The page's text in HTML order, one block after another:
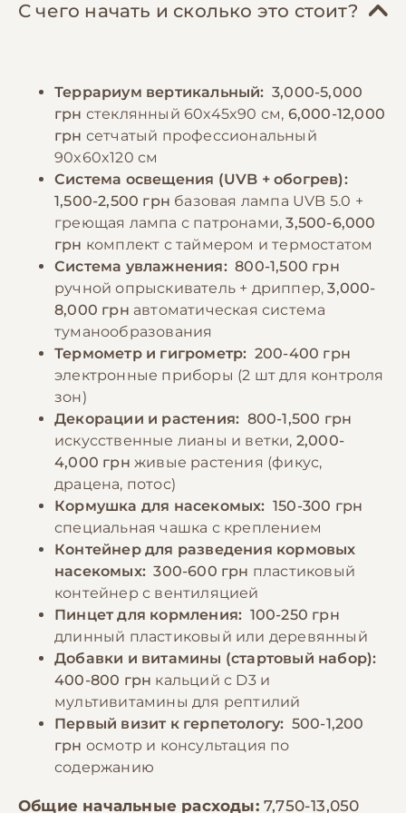
укрытий. Важно регулярно проводить
поения - хамелеоны не пьют из стоячих
источников воды, поэтому необходимо
организовать капельную систему или
регулярное опрыскивание листьев
растений.
🎁 −10% на зоотовары
По промокоду E-PET
разное время дня и в разных местах
террариума, что стимулирует естественное
поведение охоты. Необходимо следить за
размером добычи - слишком крупные
насекомые могут быть опасны для
хамелеона. В рацион можно периодически
включать мелких мягкотелых гусениц и
бабочек.
🎁 −10% на зоотовары
По промокоду E-PET
С чего начать и сколько это стоит?
Террариум вертикальный: 3,000-5,000
грн стеклянный 60x45x90 см, 6,000-12,000
грн сетчатый профессиональный
90x60x120 см
Система освещения (UVB + обогрев):
1,500-2,500 грн базовая лампа UVB 5.0 +
греющая лампа с патронами,3,500-6,000
грн комплект с таймером и термостатом
Система увлажнения: 800-1,500 грн
ручной опрыскиватель + дриппер,3,000-
8,000 грн автоматическая система
туманообразования
Термометр и гигрометр: 200-400 грн
электронные приборы (2 шт для контроля
зон)
Декорации и растения: 800-1,500 грн
искусственные лианы и ветки, 2,000-
4,000 грн живые растения (фикус,
драцена, потос)
Кормушка для насекомых: 150-300 грн
специальная чашка с креплением
Контейнер для разведения кормовых
насекомых: 300-600 грн пластиковый
контейнер с вентиляцией
Пинцет для кормления: 100-250 грн
длинный пластиковый или деревянный
Добавки и витамины (стартовый набор):
400-800 грн кальций с D3 и
мультивитамины для рептилий
Первый визит к герпетологу: 500-1,200
грн осмотр и консультация по
содержанию
Общие начальные расходы: 7,750-13,050